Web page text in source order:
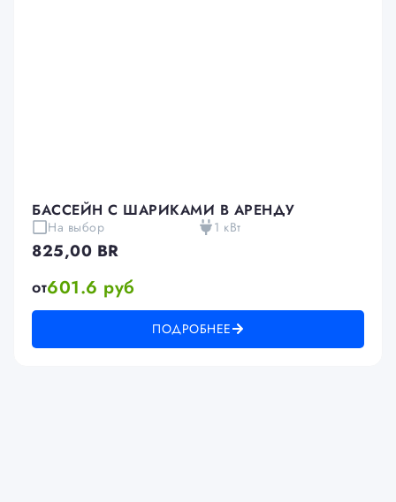
БАССЕЙН С ШАРИКАМИ В АРЕНДУ
На выбор 1 кВт
825,00 BR
от601.6 руб
ПОДРОБНЕЕ